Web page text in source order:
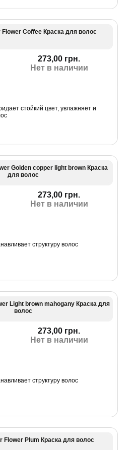
Flower Coffee Краска для волос
273,00 грн.
Нет в наличии
стойкий цвет, увлажняет и
Golden copper light brown Краска
для волос
273,00 грн.
Нет в наличии
структуру волос
Light brown mahogany Краска для
волос
273,00 грн.
Нет в наличии
структуру волос
Flower Plum Краска для волос